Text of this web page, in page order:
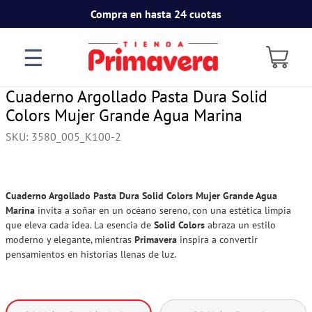
Compra en hasta 24 cuotas
☰
Cuaderno Argollado Pasta Dura Solid
Colors Mujer Grande Agua Marina
SKU: 3580_005_K100-2
Cuaderno Argollado Pasta Dura Solid Colors Mujer Grande Agua
Marina invita a soñar en un océano sereno, con una estética limpia
que eleva cada idea. La esencia de Solid Colors abraza un estilo
moderno y elegante, mientras Primavera inspira a convertir
pensamientos en historias llenas de luz.